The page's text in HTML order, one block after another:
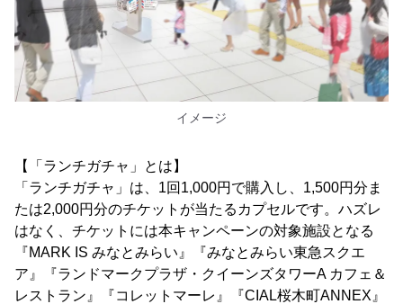
イメージ
【「ランチガチャ」とは】
「ランチガチャ」は、1回1,000円で購入し、1,500円分ま
たは2,000円分のチケットが当たるカプセルです。ハズレ
はなく、チケットには本キャンペーンの対象施設となる
『MARK IS みなとみらい』『みなとみらい東急スクエ
ア』『ランドマークプラザ・クイーンズタワーA カフェ＆
レストラン』『コレットマーレ』『CIAL桜木町ANNEX』